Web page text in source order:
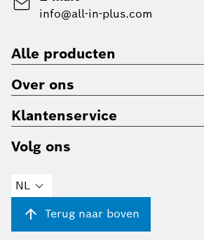
info@all-in-plus.com
Alle producten
Over ons
Klantenservice
Volg ons
NL
Terug naar boven